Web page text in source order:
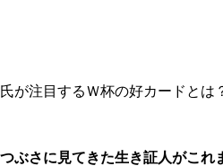
が注目するＷ杯の好カードとは
ぶさに見てきた生き証人がこれ